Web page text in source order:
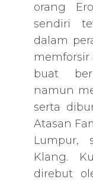
orang
sendiri
dalam
buat
namun
serta
Atasan
Lumpur,
Klang.
direbut